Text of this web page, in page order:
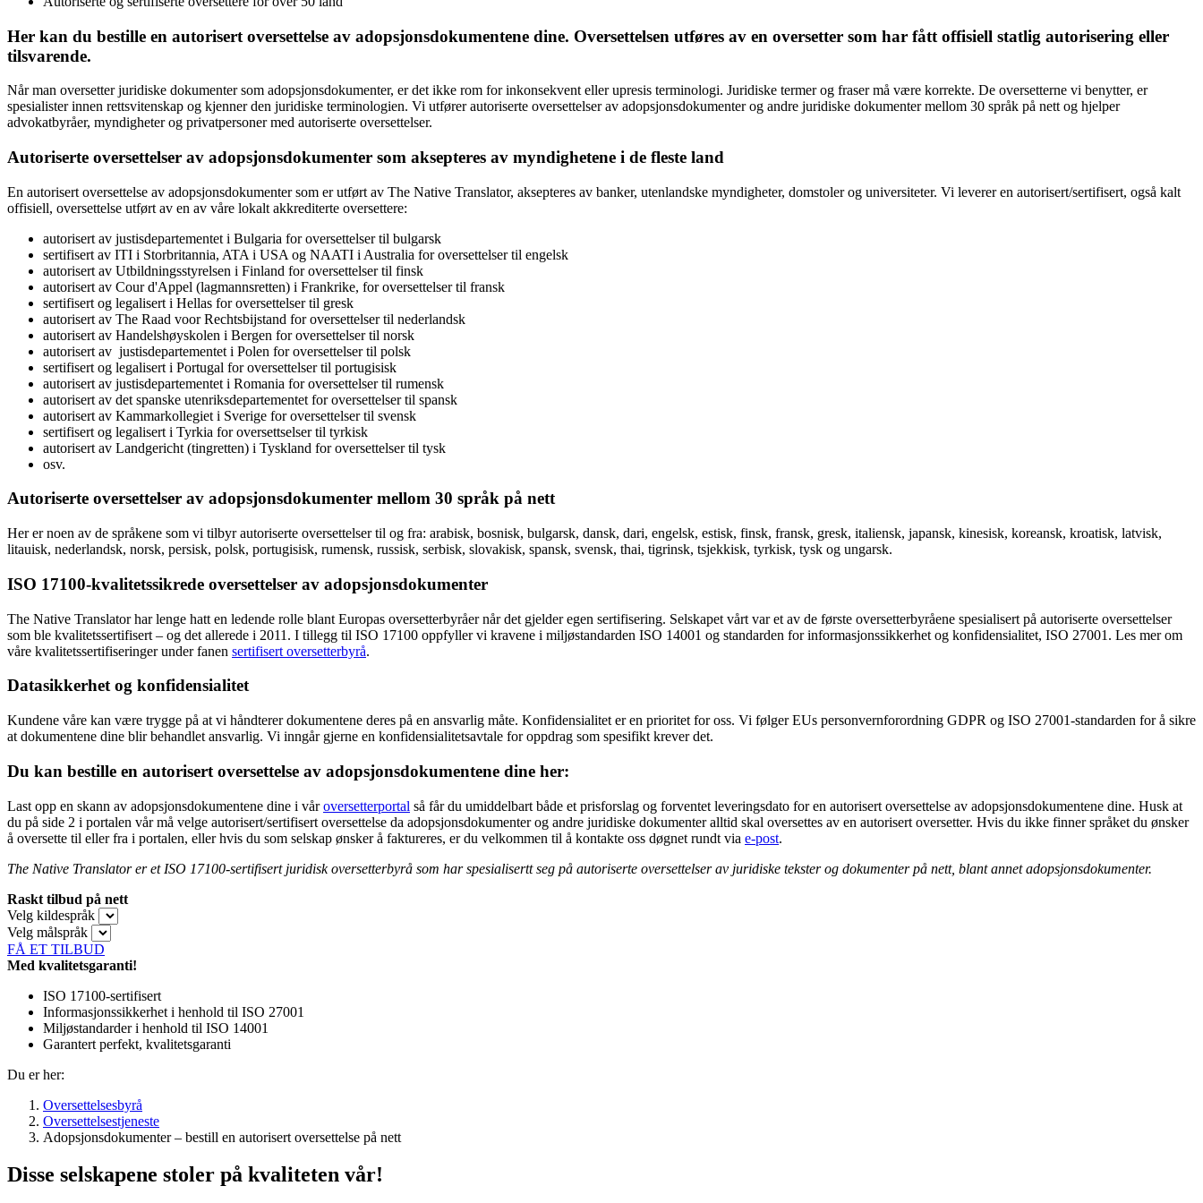
Her kan du bestille en autorisert oversettelse av adopsjonsdokumentene dine. Oversettelsen utføres av en oversetter som har fått offisiell statlig autorisering eller
tilsvarende.
Når man oversetter juridiske dokumenter som adopsjonsdokumenter, er det ikke rom for inkonsekvent eller upresis terminologi. Juridiske termer og fraser må være korrekte. De oversetterne vi benytter, er
spesialister innen rettsvitenskap og kjenner den juridiske terminologien. Vi utfører autoriserte oversettelser av adopsjonsdokumenter og andre juridiske dokumenter mellom 30 språk på nett og hjelper
advokatbyråer, myndigheter og privatpersoner med autoriserte oversettelser.
Autoriserte oversettelser av adopsjonsdokumenter som aksepteres av myndighetene i de fleste land
En autorisert oversettelse av adopsjonsdokumenter som er utført av The Native Translator, aksepteres av banker, utenlandske myndigheter, domstoler og universiteter. Vi leverer en autorisert/sertifisert, også kalt
offisiell, oversettelse utført av en av våre lokalt akkrediterte oversettere:
autorisert av justisdepartementet i Bulgaria for oversettelser til bulgarsk
sertifisert av ITI i Storbritannia, ATA i USA og NAATI i Australia for oversettelser til engelsk
autorisert av Utbildningsstyrelsen i Finland for oversettelser til finsk
autorisert av Cour d'Appel (lagmannsretten) i Frankrike, for oversettelser til fransk
sertifisert og legalisert i Hellas for oversettelser til gresk
autorisert av The Raad voor Rechtsbijstand for oversettelser til nederlandsk
autorisert av Handelshøyskolen i Bergen for oversettelser til norsk
autorisert av justisdepartementet i Polen for oversettelser til polsk
sertifisert og legalisert i Portugal for oversettelser til portugisisk
autorisert av justisdepartementet i Romania for oversettelser til rumensk
autorisert av det spanske utenriksdepartementet for oversettelser til spansk
autorisert av Kammarkollegiet i Sverige for oversettelser til svensk
sertifisert og legalisert i Tyrkia for oversettselser til tyrkisk
autorisert av Landgericht (tingretten) i Tyskland for oversettelser til tysk
osv.
Autoriserte oversettelser av adopsjonsdokumenter mellom 30 språk på nett
Her er noen av de språkene som vi tilbyr autoriserte oversettelser til og fra: arabisk, bosnisk, bulgarsk, dansk, dari, engelsk, estisk, finsk, fransk, gresk, italiensk, japansk, kinesisk, koreansk, kroatisk, latvisk,
litauisk, nederlandsk, norsk, persisk, polsk, portugisisk, rumensk, russisk, serbisk, slovakisk, spansk, svensk, thai, tigrinsk, tsjekkisk, tyrkisk, tysk og ungarsk.
ISO 17100-kvalitetssikrede oversettelser av adopsjonsdokumenter
The Native Translator har lenge hatt en ledende rolle blant Europas oversetterbyråer når det gjelder egen sertifisering. Selskapet vårt var et av de første oversetterbyråene spesialisert på autoriserte oversettelser
som ble kvalitetssertifisert – og det allerede i 2011. I tillegg til ISO 17100 oppfyller vi kravene i miljøstandarden ISO 14001 og standarden for informasjonssikkerhet og konfidensialitet, ISO 27001. Les mer om
våre kvalitetssertifiseringer under fanen sertifisert oversetterbyrå.
Datasikkerhet og konfidensialitet
Kundene våre kan være trygge på at vi håndterer dokumentene deres på en ansvarlig måte. Konfidensialitet er en prioritet for oss. Vi følger EUs personvernforordning GDPR og ISO 27001-standarden for å sikre
at dokumentene dine blir behandlet ansvarlig. Vi inngår gjerne en konfidensialitetsavtale for oppdrag som spesifikt krever det.
Du kan bestille en autorisert oversettelse av adopsjonsdokumentene dine her:
Last opp en skann av adopsjonsdokumentene dine i våroversetterportal så får du umiddelbart både et prisforslag og forventet leveringsdato for en autorisert oversettelse av adopsjonsdokumentene dine. Husk at
du på side 2 i portalen vår må velge autorisert/sertifisert oversettelse da adopsjonsdokumenter og andre juridiske dokumenter alltid skal oversettes av en autorisert oversetter. Hvis du ikke finner språket du ønsker
å oversette til eller fra i portalen, eller hvis du som selskap ønsker å faktureres, er du velkommen til å kontakte oss døgnet rundt via e-post.
The Native Translator er et ISO 17100-sertifisert juridisk oversetterbyrå som har spesialisertt seg på autoriserte oversettelser av juridiske tekster og dokumenter på nett, blant annetadopsjonsdokumenter.
Raskt tilbud på nett
Velg kildespråk
Velg målspråk
FÅ ET TILBUD
Med kvalitetsgaranti!
ISO 17100-sertifisert
Informasjonssikkerhet i henhold til ISO 27001
Miljøstandarder i henhold til ISO 14001
Garantert perfekt, kvalitetsgaranti
Du er her:
Oversettelsesbyrå
Oversettelsestjeneste
Adopsjonsdokumenter – bestill en autorisert oversettelse på nett
Disse selskapene stoler på kvaliteten vår!